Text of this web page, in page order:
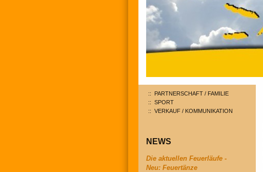
PARTNERSCHAFT / FAMILIE
SPORT
VERKAUF / KOMMUNIKATION
NEWS
Die aktuellen Feuerläufe -
Neu: Feuertänze